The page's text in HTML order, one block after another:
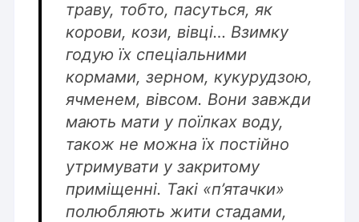
траву, тобто, пасуться, як
корови, кози, вівці… Взимку
годую їх спеціальними
кормами, зерном, кукурудзою,
ячменем, вівсом. Вони завжди
мають мати у поїлках воду,
також не можна їх постійно
утримувати у закритому
приміщенні. Такі «п’ятачки»
полюбляють жити стадами,